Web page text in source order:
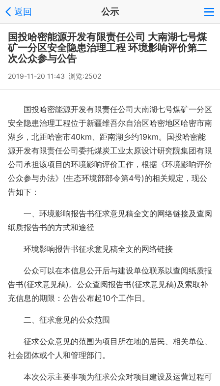
返回 公示
国投哈密能源开发有限责任公司 大南湖七号煤
矿一分区安全隐患治理工程 环境影响评价第二
次公众参与公告
2019-11-20 11:43 浏览:2502
国投哈密能源开发有限责任公司大南湖七号煤矿一分区
安全隐患治理工程位于新疆维吾尔自治区哈密地区哈密市南
湖乡，北距哈密市40km、距南湖乡约19km。国投哈密能
源开发有限责任公司委托煤炭工业太原设计研究院集团有限
公司承担该项目的环境影响评价工作，根据《环境影响评价
公众参与办法》(生态环境部部令第4号)的相关规定，现公
告如下：
一、环境影响报告书征求意见稿全文的网络链接及查阅
纸质报告书的方式和途径
环境影响报告书征求意见稿全文的网络链接
公众可以在本信息公开后与建设单位联系以查阅纸质报
告书(征求意见稿)。公众查阅报告书(征求意见稿)及索取补
充信息的期限：公告公布起10个工作日。
二、征求意见的公众范围
征求公众意见的范围为项目所在地的居民、相关单位、
社会团体或个人和管理部门。
本次公示主要事项为征求公众对项目建设及运营过程可